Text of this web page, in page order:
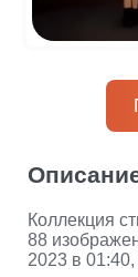
Коллекция
88
2023 в